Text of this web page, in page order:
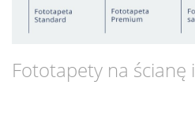
Fototapety na ścianę